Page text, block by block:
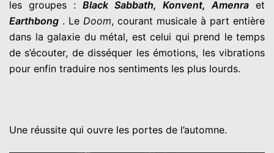
les groupes : Black Sabbath, Konvent, Amenra et
Earthbong . Le Doom, courant musicale à part entière
dans la galaxie du métal, est celui qui prend le temps
de s’écouter, de disséquer les émotions, les vibrations
pour enfin traduire nos sentiments les plus lourds.
Une réussite qui ouvre les portes de l’automne.